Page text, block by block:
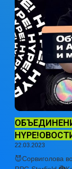
22.03.2023
😈Сорвиголова